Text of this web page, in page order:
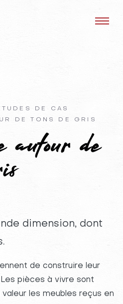
DE CAS
DE TONS DE GRIS
autour de
dimension, dont
de construire leur
pièces à vivre sont
les meubles reçus en